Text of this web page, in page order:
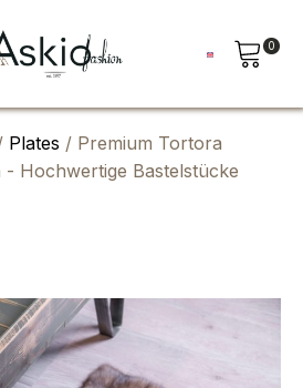
0
Plates / Premium Tortora
Hochwertige Bastelstücke